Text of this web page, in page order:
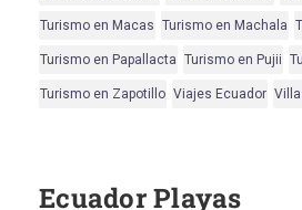
Turismo en Macas Turismo en Machala
Turismo en Papallacta Turismo en Pujii
Turismo en Zapotillo Viajes Ecuador
Ecuador Playas